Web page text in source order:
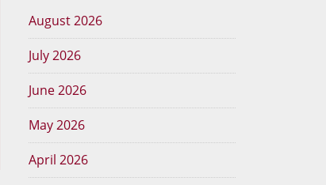
August 2026
July 2026
June 2026
May 2026
April 2026